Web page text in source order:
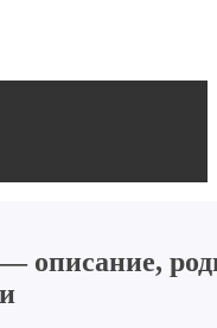
описание,